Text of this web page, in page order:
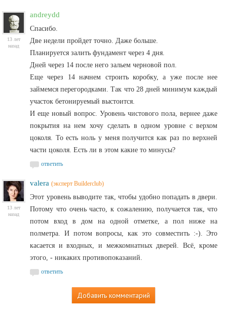
13 лет
назад
andreydd
Спасибо.
Две недели пройдет точно. Даже больше.
Планируется залить фундамент через 4 дня.
Дней через 14 после него зальем черновой пол.
Еще через 14 начнем строить коробку, а уже после нее
займемся перегородками. Так что 28 дней минимум каждый
участок бетонируемый выстоится.
И еще новый вопрос. Уровень чистового пола, вернее даже
покрытия на нем хочу сделать в одном уровне с верхом
цоколя. То есть ноль у меня получится как раз по верхней
части цоколя. Есть ли в этом какие то минусы?
ответить
13 лет
назад
valera (эксперт Builderclub)
Этот уровень выводите так, чтобы удобно попадать в двери.
Потому что очень часто, к сожалению, получается так, что
потом вход в дом на одной отметке, а пол ниже на
полметра. И потом вопросы, как это совместить :-). Это
касается и входных, и межкомнатных дверей. Всё, кроме
этого, - никаких противопоказаний.
ответить
Добавить комментарий